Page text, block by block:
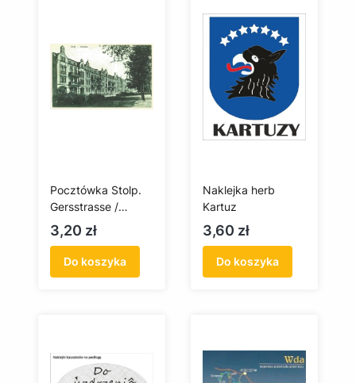
Pocztówka Stolp.
Gersstrasse /
Słupsk, ul. Kołłątaja
Cena
3,20 zł
Do koszyka
Naklejka herb
Kartuz
Cena
3,60 zł
Do koszyka